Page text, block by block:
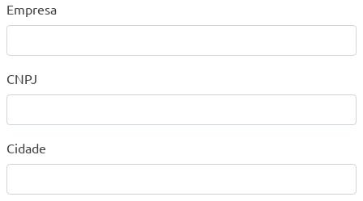
Empresa
CNPJ
Cidade